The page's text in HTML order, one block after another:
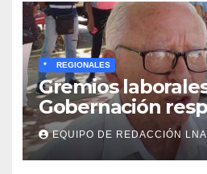
* REGIONALES
Gremios
Gobernación
propuesta de
Recreativo de 100
para jubilados,
EQUIPO DE REDACCIÓN LNA